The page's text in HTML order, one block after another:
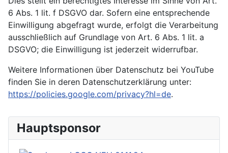
6 Abs. 1 lit. f DSGVO dar. Sofern eine entsprechende
Einwilligung abgefragt wurde, erfolgt die Verarbeitung
ausschließlich auf Grundlage von Art. 6 Abs. 1 lit. a
DSGVO; die Einwilligung ist jederzeit widerrufbar.
Weitere Informationen über Datenschutz bei YouTube
finden Sie in deren Datenschutzerklärung unter:
https://policies.google.com/privacy?hl=de.
Hauptsponsor